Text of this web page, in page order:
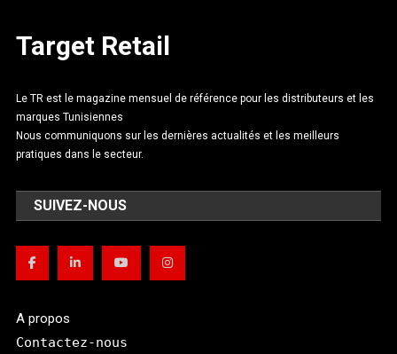
Target Retail
Le TR est le magazine mensuel de référence pour les distributeurs et les
marques Tunisiennes
Nous communiquons sur les dernières actualités et les meilleurs
pratiques dans le secteur.
SUIVEZ-NOUS
A propos
Contactez-nous